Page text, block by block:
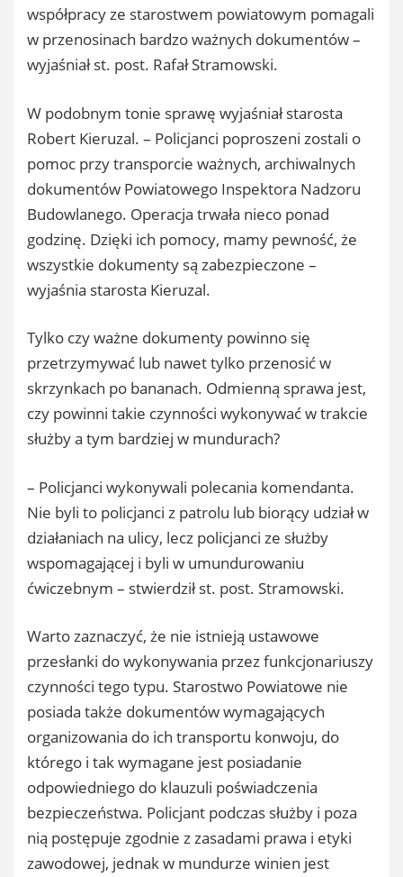
współpracy ze starostwem powiatowym pomagali
w przenosinach bardzo ważnych dokumentów –
wyjaśniał st. post. Rafał Stramowski.
W podobnym tonie sprawę wyjaśniał starosta
Robert Kieruzal. – Policjanci poproszeni zostali o
pomoc przy transporcie ważnych, archiwalnych
dokumentów Powiatowego Inspektora Nadzoru
Budowlanego. Operacja trwała nieco ponad
godzinę. Dzięki ich pomocy, mamy pewność, że
wszystkie dokumenty są zabezpieczone –
wyjaśnia starosta Kieruzal.
Tylko czy ważne dokumenty powinno się
przetrzymywać lub nawet tylko przenosić w
skrzynkach po bananach. Odmienną sprawa jest,
czy powinni takie czynności wykonywać w trakcie
służby a tym bardziej w mundurach?
– Policjanci wykonywali polecania komendanta.
Nie byli to policjanci z patrolu lub biorący udział w
działaniach na ulicy, lecz policjanci ze służby
wspomagającej i byli w umundurowaniu
ćwiczebnym – stwierdził st. post. Stramowski.
Warto zaznaczyć, że nie istnieją ustawowe
przesłanki do wykonywania przez funkcjonariuszy
czynności tego typu. Starostwo Powiatowe nie
posiada także dokumentów wymagających
organizowania do ich transportu konwoju, do
którego i tak wymagane jest posiadanie
odpowiedniego do klauzuli poświadczenia
bezpieczeństwa. Policjant podczas służby i poza
nią postępuje zgodnie z zasadami prawa i etyki
zawodowej, jednak w mundurze winien jest